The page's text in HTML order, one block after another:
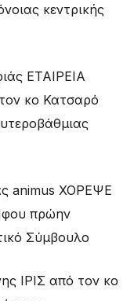
κεντρικής
ΕΤΑΙΡΕΙΑ
κο Κατσαρό
animus ΧΟΡΕΨΕ
πρώην
Σύμβουλο
ΙΡΙΣ από τον κο